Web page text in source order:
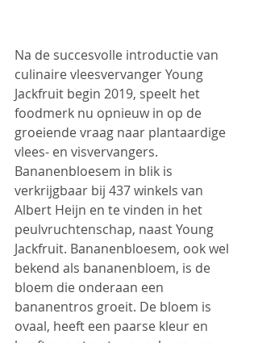
Na de succesvolle introductie van
culinaire vleesvervanger Young
Jackfruit begin 2019, speelt het
foodmerk nu opnieuw in op de
groeiende vraag naar plantaardige
vlees- en visvervangers.
Bananenbloesem in blik is
verkrijgbaar bij 437 winkels van
Albert Heijn en te vinden in het
peulvruchtenschap, naast Young
Jackfruit. Bananenbloesem, ook wel
bekend als bananenbloem, is de
bloem die onderaan een
bananentros groeit. De bloem is
ovaal, heeft een paarse kleur en